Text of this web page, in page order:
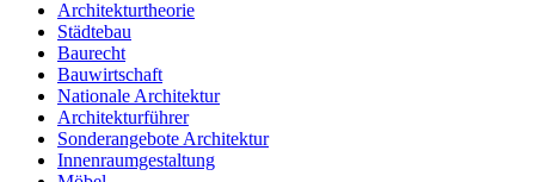
Architekturtheorie
Städtebau
Baurecht
Bauwirtschaft
Nationale Architektur
Architekturführer
Sonderangebote Architektur
Innenraumgestaltung